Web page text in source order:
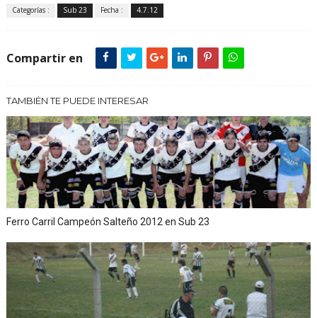
Categorías : Sub 23 Fecha : 4.7.12
Compartir en
TAMBIÉN TE PUEDE INTERESAR
Ferro Carril Campeón Salteño 2012 en Sub 23